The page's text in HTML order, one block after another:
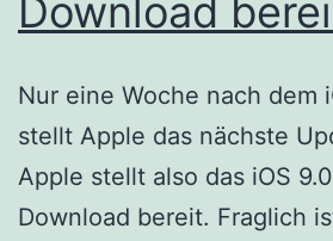
Download
Nur eine Woche nach dem
stellt Apple das nächste
Apple stellt also das iOS
Download bereit. Fraglich